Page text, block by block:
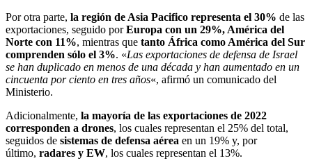
Por otra parte, la región de Asia Pacifico representa el 30% de las
exportaciones, seguido porEuropa con un 29%, América del
Norte con 11%, mientras que tanto África como América del Sur
comprenden sólo el 3%. «Las exportaciones de defensa de Israel
se han duplicado en menos de una década y han aumentado en un
cincuenta por ciento en tres años«, afirmó un comunicado del
Ministerio.
Adicionalmente, la mayoría de las exportaciones de 2022
corresponden a drones, los cuales representan el 25% del total,
seguidos de sistemas de defensa aérea en un 19% y, por
último, radares y EW, los cuales representan el 13%.